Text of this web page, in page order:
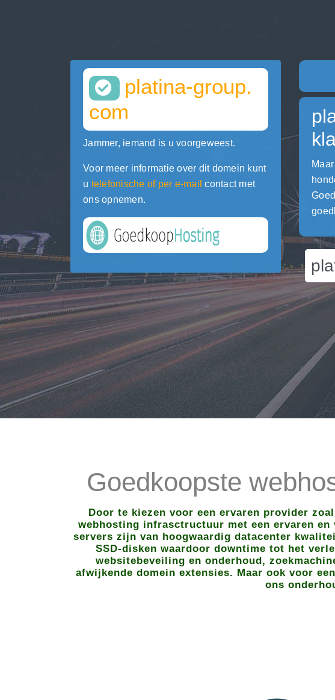
platina-group.
com
Jammer, iemand is u voorgeweest.
Voor meer informatie over dit domein kunt
u telefonische of per e-mail contact met
ons opnemen.
Goedkoopste
Door te kiezen voor een ervaren provider
webhosting infrasctructuur met een ervaren
servers zijn van hoogwaardig datacenter
SSD-disken waardoor downtime tot het
websitebeveiling en onderhoud,
afwijkende domein extensies. Maar ook voor
ons